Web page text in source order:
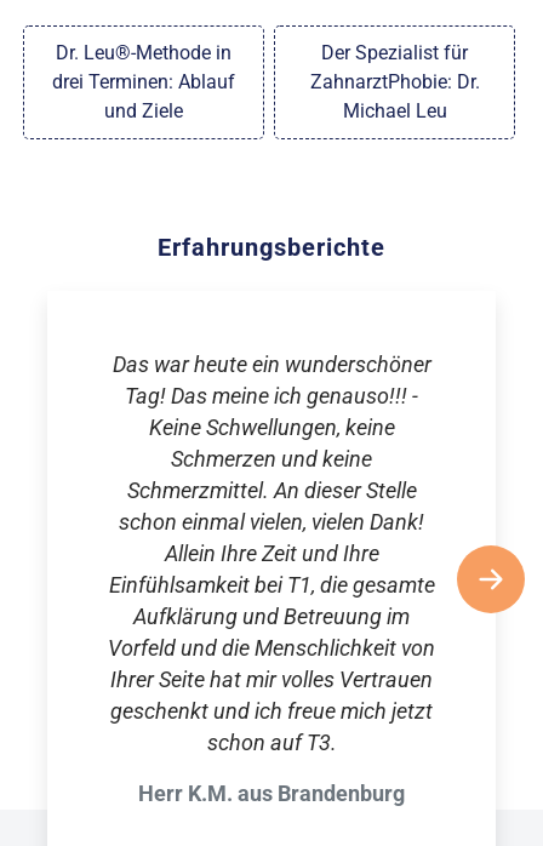
Dr. Leu®-Methode in
drei Terminen: Ablauf
und Ziele
Der Spezialist für
ZahnarztPhobie: Dr.
Michael Leu
Erfahrungsberichte
Das war heute ein wunderschöner
Tag! Das meine ich genauso!!! -
Keine Schwellungen, keine
Schmerzen und keine
Schmerzmittel. An dieser Stelle
schon einmal vielen, vielen Dank!
Allein Ihre Zeit und Ihre
Einfühlsamkeit bei T1, die gesamte
Aufklärung und Betreuung im
Vorfeld und die Menschlichkeit von
Ihrer Seite hat mir volles Vertrauen
geschenkt und ich freue mich jetzt
schon auf T3.
Herr K.M. aus Brandenburg